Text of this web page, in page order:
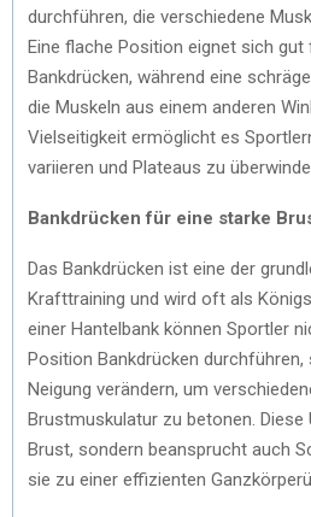
durchführen, die verschiedene
Eine flache Position eignet sich
Bankdrücken, während eine
die Muskeln aus einem anderen
Vielseitigkeit ermöglicht es
variieren und Plateaus zu
Bankdrücken für eine starke
Das Bankdrücken ist eine der
Krafttraining und wird oft als
einer Hantelbank können Sportler
Position Bankdrücken durchführen,
Neigung verändern, um
Brustmuskulatur zu betonen. Diese
Brust, sondern beansprucht auch
sie zu einer effizienten